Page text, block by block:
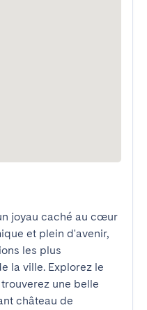
joyau caché au cœur
et plein d'avenir,
les plus
la ville. Explorez le
une belle
château de